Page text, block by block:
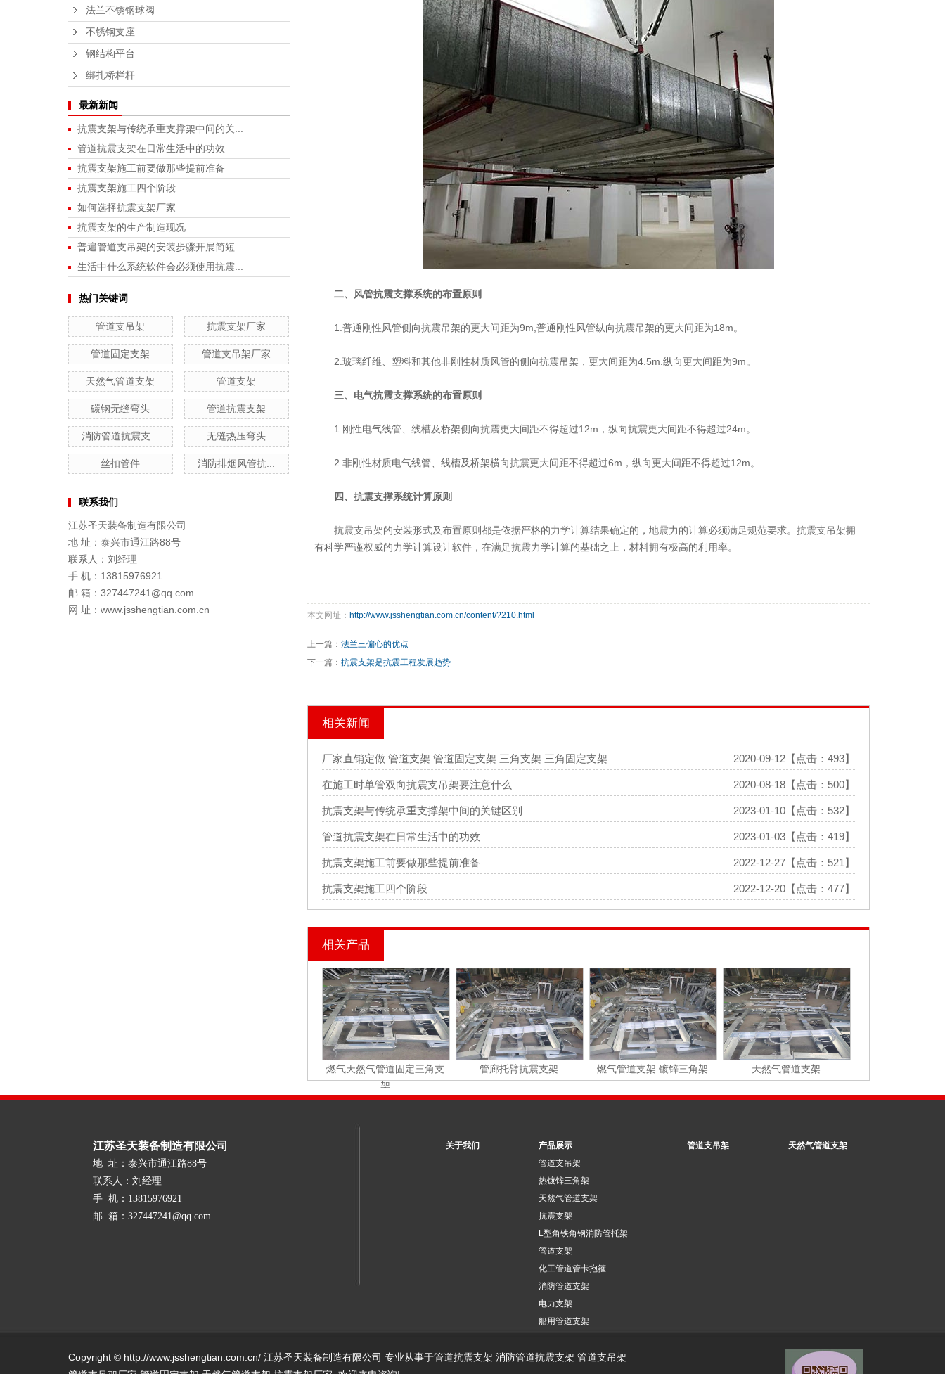
法兰不锈钢球阀
不锈钢支座
钢结构平台
绑扎桥栏杆
最新新闻
抗震支架与传统承重支撑架中间的关...
管道抗震支架在日常生活中的功效
抗震支架施工前要做那些提前准备
抗震支架施工四个阶段
如何选择抗震支架厂家
抗震支架的生产制造现况
普遍管道支吊架的安装步骤开展简短...
生活中什么系统软件会必须使用抗震...
热门关键词
管道支吊架 抗震支架厂家
管道固定支架 管道支吊架厂家
天然气管道支架 管道支架
碳钢无缝弯头 管道抗震支架
消防管道抗震支... 无缝热压弯头
丝扣管件 消防排烟风管抗...
联系我们
江苏圣天装备制造有限公司
地 址：泰兴市通江路88号
联系人：刘经理
手 机：13815976921
邮 箱：327447241@qq.com
网 址：www.jsshengtian.com.cn
二、风管抗震支撑系统的布置原则
1.普通刚性风管侧向抗震吊架的更大间距为9m,普通刚性风管纵向抗震吊架的更大间距为18m。
2.玻璃纤维、塑料和其他非刚性材质风管的侧向抗震吊架，更大间距为4.5m.纵向更大间距为9m。
三、电气抗震支撑系统的布置原则
1.刚性电气线管、线槽及桥架侧向抗震更大间距不得超过12m，纵向抗震更大间距不得超过24m。
2.非刚性材质电气线管、线槽及桥架横向抗震更大间距不得超过6m，纵向更大间距不得超过12m。
四、抗震支撑系统计算原则
抗震支吊架的安装形式及布置原则都是依据严格的力学计算结果确定的，地震力的计算必须满足规范要求。抗震支吊架拥
有科学严谨权威的力学计算设计软件，在满足抗震力学计算的基础之上，材料拥有极高的利用率。
本文网址： http://www.jsshengtian.com.cn/content/?210.html
上一篇： 法兰三偏心的优点
下一篇： 抗震支架是抗震工程发展趋势
相关新闻
2020-09-12【点击：493】
厂家直销定做 管道支架 管道固定支架 三角支架 三角固定支架
2020-08-18【点击：500】
在施工时单管双向抗震支吊架要注意什么
2023-01-10【点击：532】
抗震支架与传统承重支撑架中间的关键区别
2023-01-03【点击：419】
管道抗震支架在日常生活中的功效
2022-12-27【点击：521】
抗震支架施工前要做那些提前准备
2022-12-20【点击：477】
抗震支架施工四个阶段
相关产品
燃气天然气管道固定三角支
架
管廊托臂抗震支架 燃气管道支架 镀锌三角架 天然气管道支架
江苏圣天装备制造有限公司
地 址：泰兴市通江路88号
联系人：刘经理
手 机：13815976921
邮 箱：327447241@qq.com
关于我们
产品展示
管道支吊架
热镀锌三角架
天然气管道支架
抗震支架
L型角铁角钢消防管托架
管道支架
化工管道管卡抱箍
消防管道支架
电力支架
船用管道支架
管道支吊架 天然气管道支架
Copyright © http://www.jsshengtian.com.cn/ 江苏圣天装备制造有限公司 专业从事于管道抗震支架 消防管道抗震支架 管道支吊架